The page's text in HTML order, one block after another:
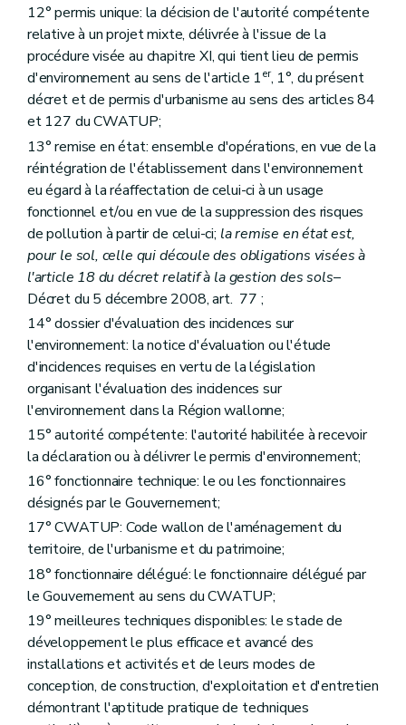
Art. 80
Chapitre XI Du permis unique
Section première Champ d'application et autorité compétente
Art. 81
Section 2 Demande, enquête publique et avis
Art. 82
Art. 83
Art. 84
Art. 85
Art. 86
Art. 87
Art. 88
Art. 89
Art. 90
Art. 91
Art. 92
Section 3 Décision
Art. 93
Art. 94
Section 4 Recours
Art. 95
Section 5
Dispositions particulières au projet mixte impliquant une modification à la voirie communale
Art. 96
Section 6 Dispositions finales
Art. 97
Chapitre XII
Dispositions abrogatoires et modificatives
Section première Code wallon de l'Aménagement du Territoire, de l'Urbanisme et du Patrimoine
Art. 98
Art. 99
Section 2
Art. 100
Art. 101
Art. 102
Art. 103
Art. 104
Art. 105
Art. 106
Art. 107
Art. 108
Art. 109
Art. 110
12° permis unique: la décision de l'autorité compétente
relative à un projet mixte, délivrée à l'issue de la
procédure visée au chapitre XI, qui tient lieu de permis
d'environnement au sens de l'article 1er, 1°, du présent
décret et de permis d'urbanisme au sens des articles 84
et 127 du CWATUP;
13° remise en état: ensemble d'opérations, en vue de la
réintégration de l'établissement dans l'environnement
eu égard à la réaffectation de celui-ci à un usage
fonctionnel et/ou en vue de la suppression des risques
de pollution à partir de celui-ci; la remise en état est,
pour le sol, celle qui découle des obligations visées à
l'article 18 du décret relatif à la gestion des sols–
Décret du 5 décembre 2008, art. 77 ;
14° dossier d'évaluation des incidences sur
l'environnement: la notice d'évaluation ou l'étude
d'incidences requises en vertu de la législation
organisant l'évaluation des incidences sur
l'environnement dans la Région wallonne;
15° autorité compétente: l'autorité habilitée à recevoir
la déclaration ou à délivrer le permis d'environnement;
16° fonctionnaire technique: le ou les fonctionnaires
désignés par le Gouvernement;
17° CWATUP: Code wallon de l'aménagement du
territoire, de l'urbanisme et du patrimoine;
18° fonctionnaire délégué: le fonctionnaire délégué par
le Gouvernement au sens du CWATUP;
19° meilleures techniques disponibles: le stade de
développement le plus efficace et avancé des
installations et activités et de leurs modes de
conception, de construction, d'exploitation et d'entretien
démontrant l'aptitude pratique de techniques